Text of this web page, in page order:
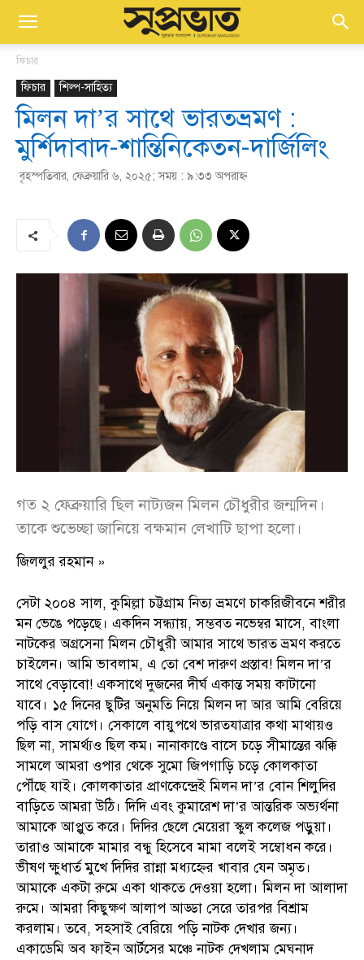
ফিচার
ফিচার শিল্প-সাহিত্য
মিলন দা’র সাথে ভারতভ্রমণ :
মুর্শিদাবাদ-শান্তিনিকেতন-দার্জিলিং
বৃহস্পতিবার, ফেব্রুয়ারি ৬, ২০২৫; সময় : ৯:৩৩ অপরাহ্ণ
গত ২ ফেব্রুয়ারি ছিল নাট্যজন মিলন চৌধুরীর জন্মদিন।
তাকে শুভেচ্ছা জানিয়ে বক্ষমান লেখাটি ছাপা হলো।
জিললুর রহমান »
সেটা ২০০৪ সাল, কুমিল্লা চট্টগ্রাম নিত্য ভ্রমণে চাকরিজীবনে শরীর
মন ভেঙে পড়েছে। একদিন সন্ধ্যায়, সম্ভবত নভেম্বর মাসে, বাংলা
নাটকের অগ্রসেনা মিলন চৌধুরী আমার সাথে ভারত ভ্রমণ করতে
চাইলেন। আমি ভাবলাম, এ তো বেশ দারুণ প্রস্তাব! মিলন দা’র
সাথে বেড়াবো! একসাথে দুজনের দীর্ঘ একান্ত সময় কাটানো
যাবে। ১৫ দিনের ছুটির অনুমতি নিয়ে মিলন দা আর আমি বেরিয়ে
পড়ি বাস যোগে। সেকালে বায়ুপথে ভারতযাত্রার কথা মাথায়ও
ছিল না, সামর্থ্যও ছিল কম। নানাকাণ্ডে বাসে চড়ে সীমান্তের ঝক্কি
সামলে আমরা ওপার থেকে সুমো জিপগাড়ি চড়ে কোলকাতা
পৌঁছে যাই। কোলকাতার প্রাণকেন্দ্রেই মিলন দা’র বোন শিলুদির
বাড়িতে আমরা উঠি। দিদি এবং কুমারেশ দা’র আন্তরিক অভ্যর্থনা
আমাকে আপ্লুত করে। দিদির ছেলে মেয়েরা স্কুল কলেজ পড়ুয়া।
তারাও আমাকে মামার বন্ধু হিসেবে মামা বলেই সম্বোধন করে।
ভীষণ ক্ষুধার্ত মুখে দিদির রান্না মধ্যহ্নের খাবার যেন অমৃত।
আমাকে একটা রুমে একা থাকতে দেওয়া হলো। মিলন দা আলাদা
রুমে। আমরা কিছুক্ষণ আলাপ আড্ডা সেরে তারপর বিশ্রাম
করলাম। তবে, সহসাই বেরিয়ে পড়ি নাটক দেখার জন্য।
একাডেমি অব ফাইন আর্টসের মঞ্চে নাটক দেখলাম মেঘনাদ